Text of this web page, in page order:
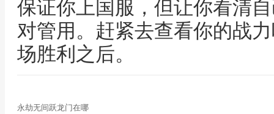
保证你上国服，但让你看清
对管用。赶紧去查看你的战
场胜利之后。
永劫无间跃龙门在哪